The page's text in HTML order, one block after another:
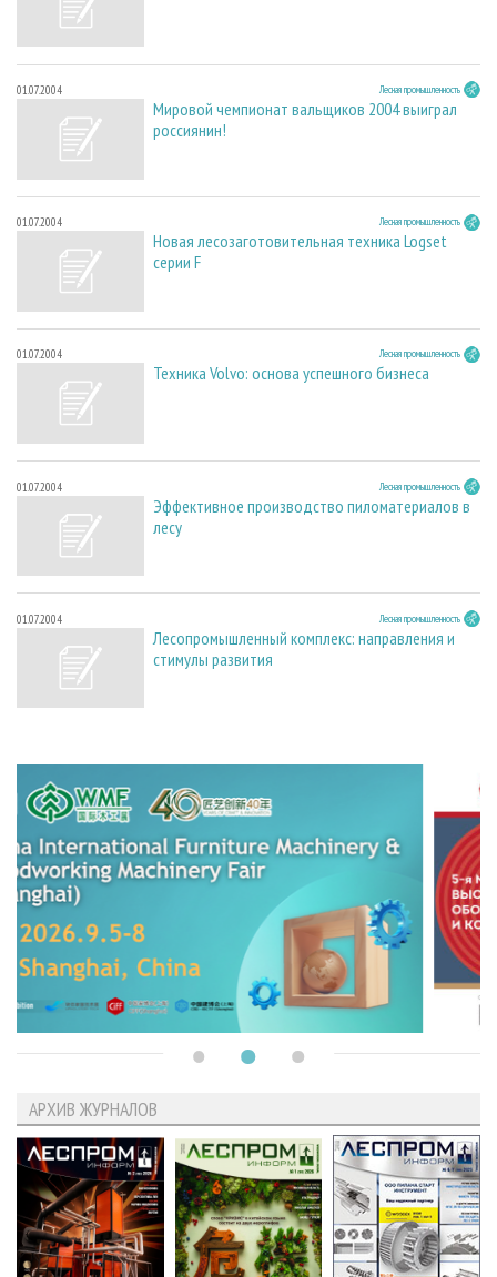
01.07.2004 Лесная промышленность
Мировой чемпионат вальщиков 2004 выиграл
россиянин!
01.07.2004 Лесная промышленность
Новая лесозаготовительная техника Logset
серии F
01.07.2004 Лесная промышленность
Техника Volvo: основа успешного бизнеса
01.07.2004 Лесная промышленность
Эффективное производство пиломатериалов в
лесу
01.07.2004 Лесная промышленность
Лесопромышленный комплекс: направления и
стимулы развития
АРХИВ ЖУРНАЛОВ